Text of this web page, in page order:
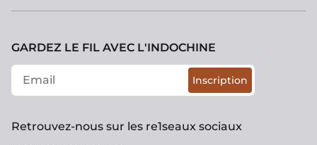
GARDEZ LE FIL AVEC L'INDOCHINE
Inscription
Retrouvez-nous sur les re1seaux sociaux